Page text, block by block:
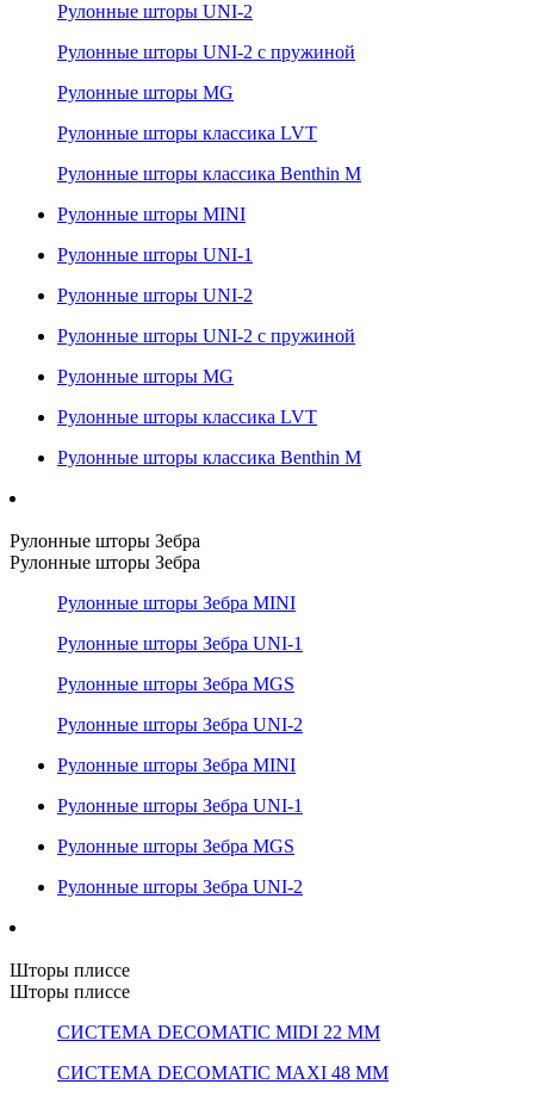
Рулонные шторы UNI-2
Рулонные шторы UNI-2 с пружиной
Рулонные шторы MG
Рулонные шторы классика LVT
Рулонные шторы классика Benthin M
Рулонные шторы MINI
Рулонные шторы UNI-1
Рулонные шторы UNI-2
Рулонные шторы UNI-2 с пружиной
Рулонные шторы MG
Рулонные шторы классика LVT
Рулонные шторы классика Benthin M
Рулонные шторы Зебра
Рулонные шторы Зебра
Рулонные шторы Зебра MINI
Рулонные шторы Зебра UNI-1
Рулонные шторы Зебра MGS
Рулонные шторы Зебра UNI-2
Рулонные шторы Зебра MINI
Рулонные шторы Зебра UNI-1
Рулонные шторы Зебра MGS
Рулонные шторы Зебра UNI-2
Шторы плиссе
Шторы плиссе
СИСТЕМА DECOMATIC MIDI 22 ММ
СИСТЕМА DECOMATIC MAXI 48 ММ